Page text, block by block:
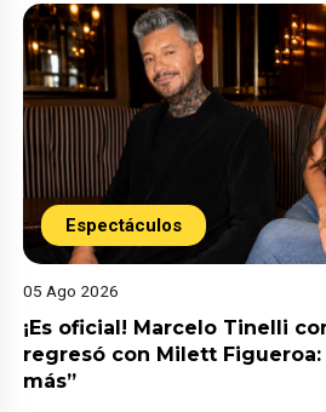
Espectáculos
05 Ago 2026
¡Es oficial! Marcelo Tinelli
regresó con Milett Figueroa:
más”